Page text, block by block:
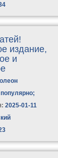
издание,
и
;
2025-01-11